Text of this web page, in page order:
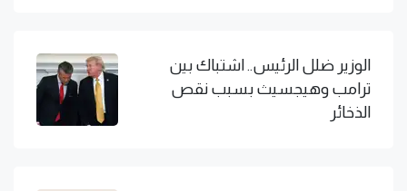
الوزير ضلل الرئيس.. اشتباك بين
ترامب وهيجسيث بسبب نقص
الذخائر